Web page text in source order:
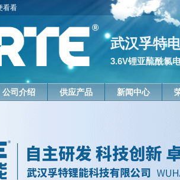
看看
武汉孚特
3.6V锂亚酼酰氯
公司介绍 供应产品 新闻中心